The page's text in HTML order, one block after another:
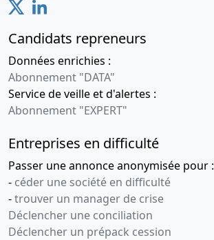
Candidats repreneurs
Données enrichies :
Abonnement "DATA"
Service de veille et d'alertes :
Abonnement "EXPERT"
Entreprises en difficulté
Passer une annonce anonymisée pour :
- céder une société en difficulté
-trouver un manager de crise
Déclencher une conciliation
Déclencher un prépack cession